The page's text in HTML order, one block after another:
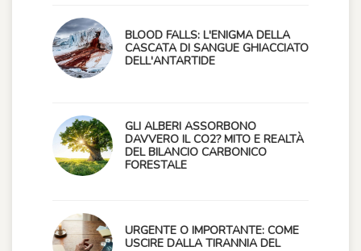
BLOOD FALLS: L'ENIGMA DELLA
CASCATA DI SANGUE GHIACCIATO
DELL'ANTARTIDE
GLI ALBERI ASSORBONO
DAVVERO IL CO2? MITO E REALTÀ
DEL BILANCIO CARBONICO
FORESTALE
URGENTE O IMPORTANTE: COME
USCIRE DALLA TIRANNIA DEL